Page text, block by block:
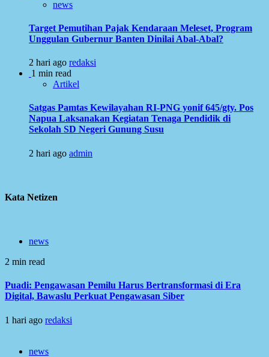
news
Target Pemutihan Pajak Kendaraan Meleset, Program
Unggulan Gubernur Banten Dinilai Abal-Abal?
2 hari ago redaksi
1 min read
Artikel
Satgas Pamtas Kewilayahan RI-PNG yonif 645/gty. Pos
Napua Laksanakan Kegiatan Tenaga Pendidik di
Sekolah SD Negeri Gunung Susu
2 hari ago admin
Kata Netizen
news
2 min read
Puadi: Pengawasan Pemilu Harus Bertransformasi di Era
Digital, Bawaslu Perkuat Pengawasan Siber
1 hari ago redaksi
news